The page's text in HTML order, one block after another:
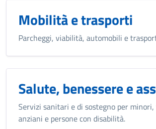
Mobilità e trasporti
Parcheggi, viabilità, automobili e
Salute, benessere e
Servizi sanitari e di sostegno per
anziani e persone con disabilità.